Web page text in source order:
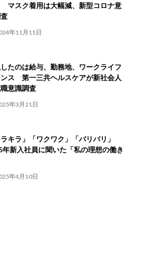
マスク着用は大幅減、新型コロナ意
年11月11日
たのは給与、勤務地、ワークライフ
ス 第一三共ヘルスケアが新社会人
意識調査
年3月21日
ラキラ」「ワクワク」「バリバリ」
年新入社員に聞いた「私の理想の働き
年4月10日